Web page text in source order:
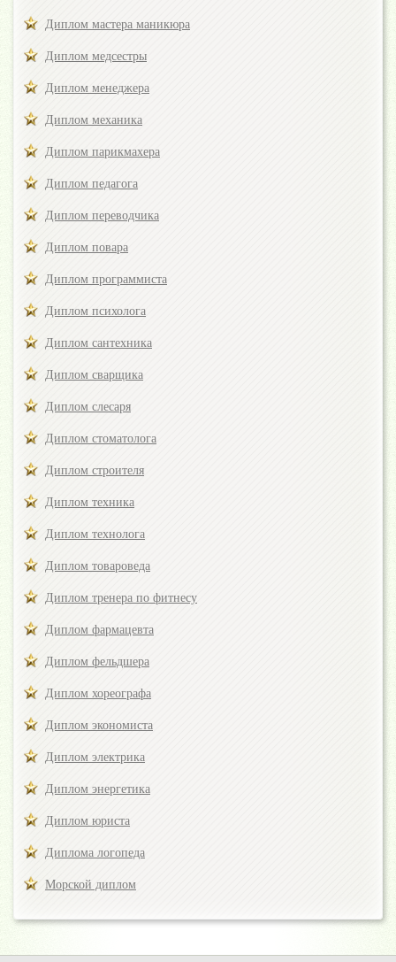
Диплом мастера маникюра
Диплом медсестры
Диплом менеджера
Диплом механика
Диплом парикмахера
Диплом педагога
Диплом переводчика
Диплом повара
Диплом программиста
Диплом психолога
Диплом сантехника
Диплом сварщика
Диплом слесаря
Диплом стоматолога
Диплом строителя
Диплом техника
Диплом технолога
Диплом товароведа
Диплом тренера по фитнесу
Диплом фармацевта
Диплом фельдшера
Диплом хореографа
Диплом экономиста
Диплом электрика
Диплом энергетика
Диплом юриста
Диплома логопеда
Морской диплом